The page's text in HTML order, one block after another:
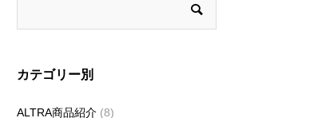
カテゴリー別
ALTRA商品紹介 (8)